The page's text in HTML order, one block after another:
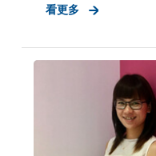
數位工具帶來的資訊
看更多